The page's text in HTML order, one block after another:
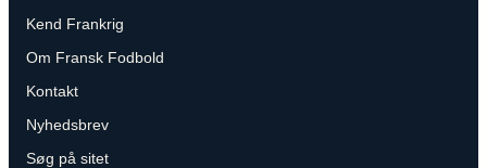
Kend Frankrig
Om Fransk Fodbold
Kontakt
Nyhedsbrev
Søg på sitet